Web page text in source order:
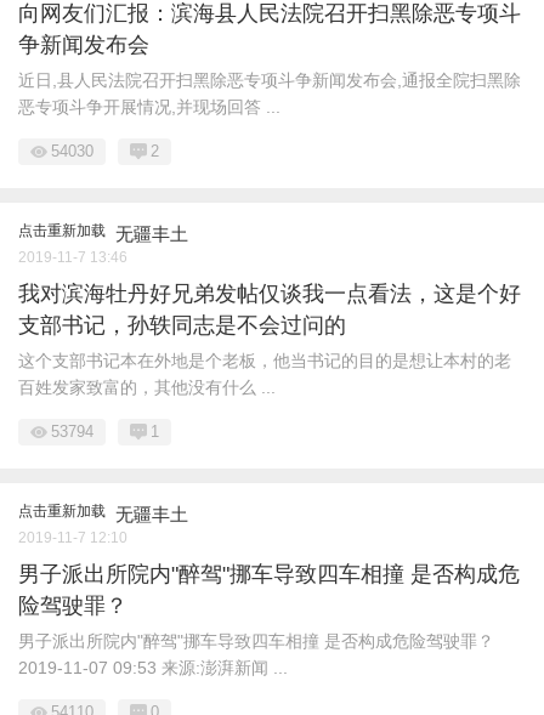
向网友们汇报：滨海县人民法院召开扫黑除恶专项斗
争新闻发布会
近日,县人民法院召开扫黑除恶专项斗争新闻发布会,通报全院扫黑除
恶专项斗争开展情况,并现场回答 ...
54030 2
点击重新加载 无疆丰土
2019-11-7 13:46
我对滨海牡丹好兄弟发帖仅谈我一点看法，这是个好
支部书记，孙轶同志是不会过问的
这个支部书记本在外地是个老板，他当书记的目的是想让本村的老
百姓发家致富的，其他没有什么 ...
53794 1
点击重新加载 无疆丰土
2019-11-7 12:10
男子派出所院内"醉驾"挪车导致四车相撞 是否构成危
险驾驶罪？
男子派出所院内"醉驾"挪车导致四车相撞 是否构成危险驾驶罪？
2019-11-07 09:53 来源:澎湃新闻 ...